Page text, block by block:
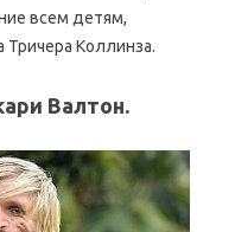
всем детям,
Коллинза.
Валтон.